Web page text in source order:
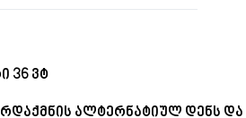
36 ვტ
ალტერნატიულ დენს და